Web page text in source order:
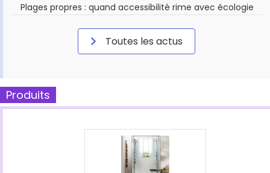
Plages propres : quand accessibilité rime avec écologie
Toutes les actus
Produits